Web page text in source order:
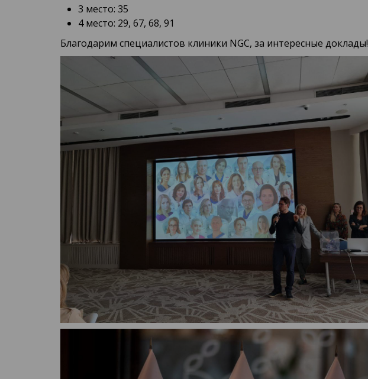
3 место: 35
4 место: 29, 67, 68, 91
Благодарим специалистов клиники NGC, за интересные доклады!